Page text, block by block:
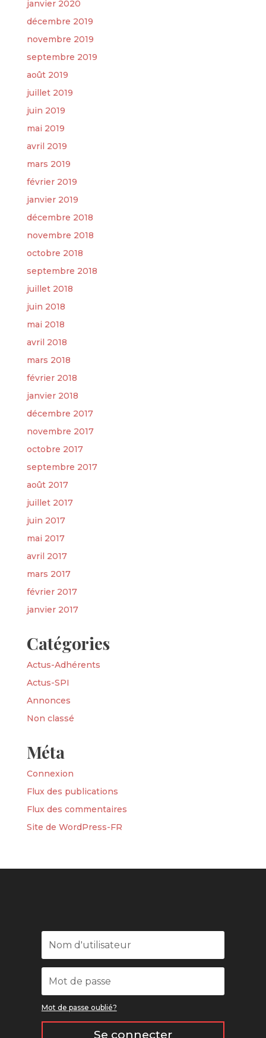
janvier 2020
décembre 2019
novembre 2019
septembre 2019
août 2019
juillet 2019
juin 2019
mai 2019
avril 2019
mars 2019
février 2019
janvier 2019
décembre 2018
novembre 2018
octobre 2018
septembre 2018
juillet 2018
juin 2018
mai 2018
avril 2018
mars 2018
février 2018
janvier 2018
décembre 2017
novembre 2017
octobre 2017
septembre 2017
août 2017
juillet 2017
juin 2017
mai 2017
avril 2017
mars 2017
février 2017
janvier 2017
Catégories
Actus-Adhérents
Actus-SPI
Annonces
Non classé
Méta
Connexion
Flux des publications
Flux des commentaires
Site de WordPress-FR
Mot de passe oublié?
Se connecter